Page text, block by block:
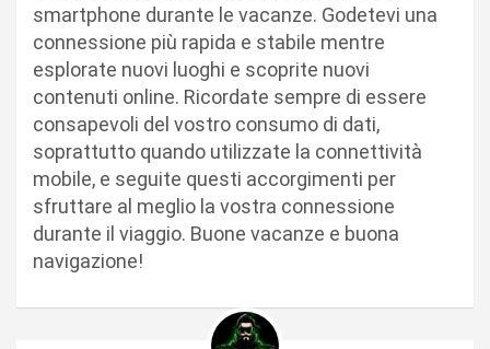
smartphone durante le vacanze. Godetevi una
connessione più rapida e stabile mentre
esplorate nuovi luoghi e scoprite nuovi
contenuti online. Ricordate sempre di essere
consapevoli del vostro consumo di dati,
soprattutto quando utilizzate la connettività
mobile, e seguite questi accorgimenti per
sfruttare al meglio la vostra connessione
durante il viaggio. Buone vacanze e buona
navigazione!